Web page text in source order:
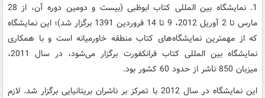
1. نمایشگاه بین المللی کتاب ابوظبی (بیست و دومین دوره آن، از 28
مارس تا 2 آوریل 2012، 9 تا 14 فروردین 1391 برگزار شد)؛ این نمایشگاه
که از مهمترین نمایشگاه‌های کتاب منطقه خاورمیانه است و با همکاری
نمایشگاه بین المللی کتاب فرانکفورت برگزار می‌شود، در سال 2011،
میزبان 850 ناشر از حدود 60 کشور بود.
این نمایشگاه در سال 2012 با تمرکز بر ناشران بریتانیایی برگزار شد. لازم